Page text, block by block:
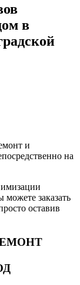
в
и
на
заказать
оcтавив